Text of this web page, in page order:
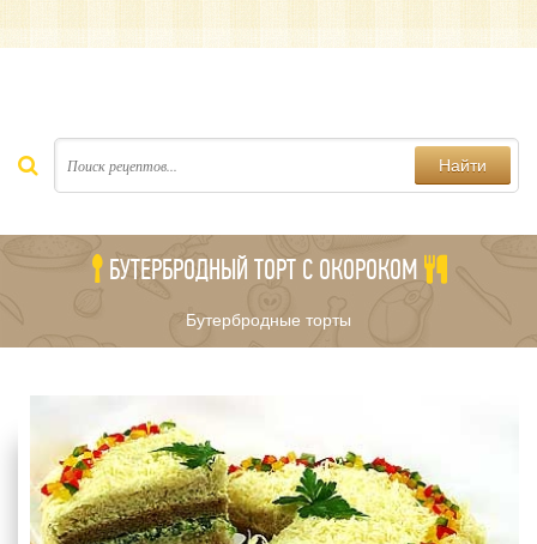
Найти
БУТЕРБРОДНЫЙ ТОРТ С ОКОРОКОМ
Бутербродные торты